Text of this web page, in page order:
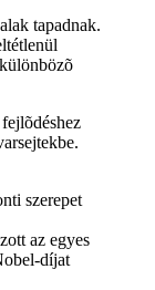
tapadnak.
szerepet
az egyes
díjat